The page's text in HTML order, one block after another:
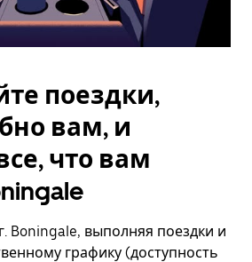
поездки,
вам, и
что вам
Boningale, выполняя поездки и
графику (доступность